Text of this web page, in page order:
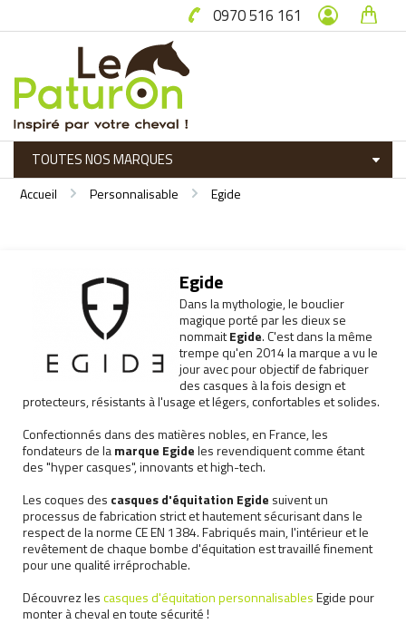
0970 516 161
Accueil Personnalisable Egide
Egide
Dans la mythologie, le bouclier
magique porté par les dieux se
nommaitEgide. C'est dans la même
trempe qu'en 2014 la marque a vu le
jour avec pour objectif de fabriquer
des casques à la fois design et
protecteurs, résistants à l'usage et légers, confortables et solides.
Confectionnés dans des matières nobles, en France, les
fondateurs de lamarque Egideles revendiquent comme étant
des "hyper casques", innovants et high-tech.
Les coques des casques d'équitation Egide suivent un
processus de fabrication strict et hautement sécurisant dans le
respect de la norme CE EN 1384. Fabriqués main, l'intérieur et le
revêtement de chaque bombe d'équitation est travaillé finement
pour une qualité irréprochable.
Découvrez lescasques d'équitation personnalisablesEgide pour
monter à cheval en toute sécurité !